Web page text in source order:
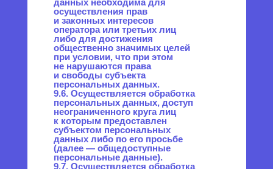
Как подключиться
Оборудование
Партнерам
Навигация по сайту
Отдел продаж
+7 (800) 350-65-93
info@positron.pro
Рабочие часы
ПН-ПТ , 09:00 - 18:00